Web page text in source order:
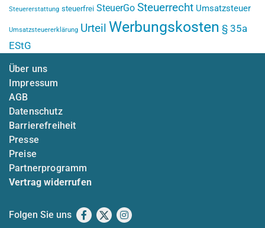
Steuererstattung steuerfrei SteuerGo Steuerrecht Umsatzsteuer
Umsatzsteuererklärung Urteil Werbungskosten § 35a
EStG
Über uns
Impressum
AGB
Datenschutz
Barrierefreiheit
Presse
Preise
Partnerprogramm
Vertrag widerrufen
Folgen Sie uns Facebook
X Instagram